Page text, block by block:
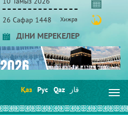
26 Сафар 1448 Хижра
ДІНИ МЕРЕКЕЛЕР
Қаз Рус Qaz قاز